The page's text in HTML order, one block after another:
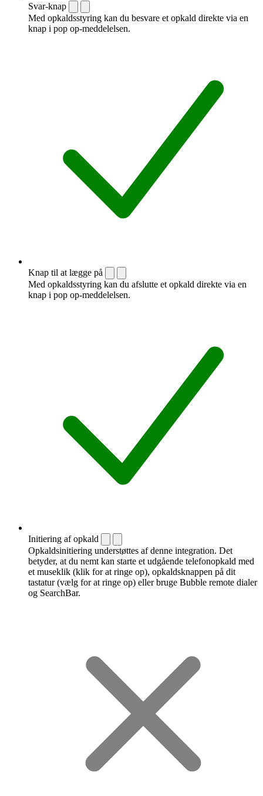
Svar-knap
Med opkaldsstyring kan du besvare et opkald direkte via en
knap i pop op-meddelelsen.
Knap til at lægge på
Med opkaldsstyring kan du afslutte et opkald direkte via en
knap i pop op-meddelelsen.
Initiering af opkald
Opkaldsinitiering understøttes af denne integration. Det
betyder, at du nemt kan starte et udgående telefonopkald med
et museklik (klik for at ringe op), opkaldsknappen på dit
tastatur (vælg for at ringe op) eller bruge Bubble remote dialer
og SearchBar.